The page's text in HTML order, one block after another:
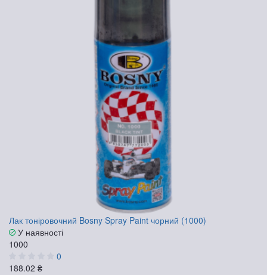
Лак тоніровочний Bosny Spray Paint чорний (1000)
У наявності
1000
0
188.02 ₴